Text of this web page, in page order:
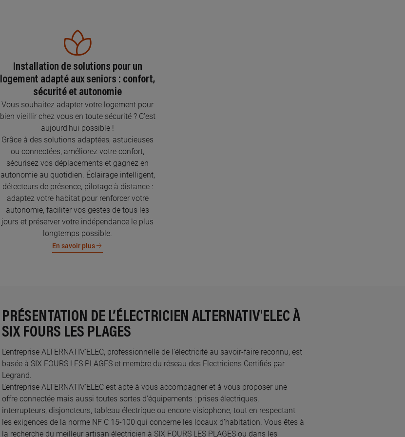
Installation de solutions pour un
logement adapté aux seniors : confort,
sécurité et autonomie
Vous souhaitez adapter votre logement pour
bien vieillir chez vous en toute sécurité ? C’est
aujourd’hui possible !
Grâce à des solutions adaptées, astucieuses
ou connectées, améliorez votre confort,
sécurisez vos déplacements et gagnez en
autonomie au quotidien. Éclairage intelligent,
détecteurs de présence, pilotage à distance :
adaptez votre habitat pour renforcer votre
autonomie, faciliter vos gestes de tous les
jours et préserver votre indépendance le plus
longtemps possible.
En savoir plus
PRÉSENTATION DE L’ÉLECTRICIEN ALTERNATIV'ELEC À
SIX FOURS LES PLAGES
L’entreprise ALTERNATIV'ELEC, professionnelle de l’électricité au savoir-faire reconnu, est
basée à SIX FOURS LES PLAGES et membre du réseau des Electriciens Certifiés par
Legrand.​
L’entreprise ALTERNATIV'ELEC est apte à vous accompagner et à vous proposer une
offre connectée mais aussi toutes sortes d'équipements : prises électriques,
interrupteurs, disjoncteurs, tableau électrique ou encore visiophone, tout en respectant
les exigences de la norme NF C 15-100 qui concerne les locaux d’habitation. Vous êtes à
la recherche du meilleur artisan électricien à SIX FOURS LES PLAGES ou dans les